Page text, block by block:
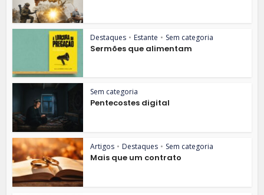
Destaques • Estante • Sem categoria
Sermões que alimentam
Sem categoria
Pentecostes digital
Artigos • Destaques • Sem categoria
Mais que um contrato